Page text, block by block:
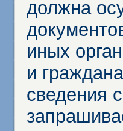
должна
иных
и
сведения